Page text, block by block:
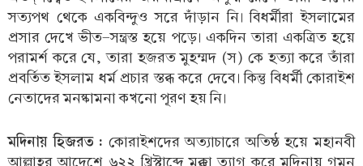
সত্যপথ থেকে একবিন্দুও সরে দাঁড়ান নি। বিধর্মীরা ইসলামের
প্রসার দেখে ভীত-সন্ত্রস্ত হয়ে পড়ে। একদিন তারা একত্রিত হয়ে
পরামর্শ করে যে, তারা হজরত মুহম্মদ (স) কে হত্যা করে তাঁরা
প্রবর্তিত ইসলাম ধর্ম প্রচার স্তব্ধ করে দেবে। কিন্তু বিধর্মী কোরাইশ
নেতাদের মনষ্কামনা কখনো পূরণ হয় নি।
মদিনায় হিজরত : কোরাইশদের অত্যাচারে অতিষ্ঠ হয়ে মহানবী